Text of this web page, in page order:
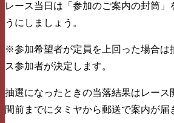
レース当日は「参加のご案内の封筒」
うにしましょう。
※参加希望者が定員を上回った場合は
ス参加者が決定します。
抽選になったときの当落結果はレース
間前までにタミヤから郵送で案内が届